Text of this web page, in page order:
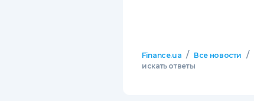
Finance.ua / Все новости /
искать ответы